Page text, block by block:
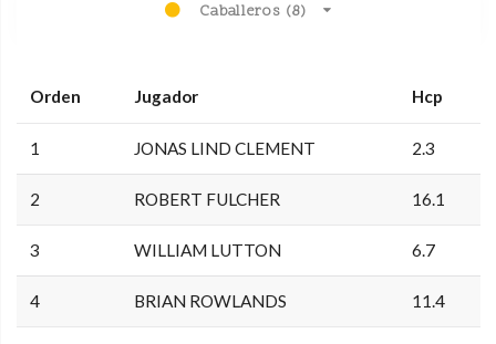
Caballeros (8)
Orden Jugador Hcp
1 JONAS LIND CLEMENT 2.3
2 ROBERT FULCHER 16.1
3 WILLIAM LUTTON 6.7
4 BRIAN ROWLANDS 11.4